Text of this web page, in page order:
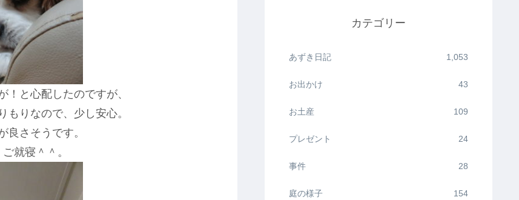
！と心配したのですが、
もりなので、少し安心。
良さそうです。
就寝＾＾。
カテゴリー
あずき日記 1,053
お出かけ 43
お土産 109
プレゼント 24
事件 28
庭の様子 154